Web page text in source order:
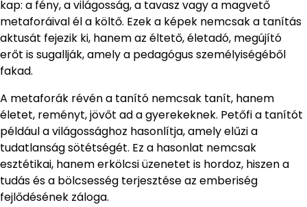
kap: a fény, a világosság, a tavasz vagy a magvető
metaforáival él a költő. Ezek a képek nemcsak a tanítás
aktusát fejezik ki, hanem az éltető, életadó, megújító
erőt is sugallják, amely a pedagógus személyiségéből
fakad.
A metaforák révén a tanító nemcsak tanít, hanem
életet, reményt, jövőt ad a gyerekeknek. Petőfi a tanítót
például a világossághoz hasonlítja, amely elűzi a
tudatlanság sötétségét. Ez a hasonlat nemcsak
esztétikai, hanem erkölcsi üzenetet is hordoz, hiszen a
tudás és a bölcsesség terjesztése az emberiség
fejlődésének záloga.